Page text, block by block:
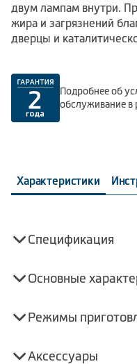
двум лампам внутри.
жира и загрязнений
дверцы и
Подробнее об
обслуживание в
Характеристики
Спецификация
Основные
Режимы
Аксессуары